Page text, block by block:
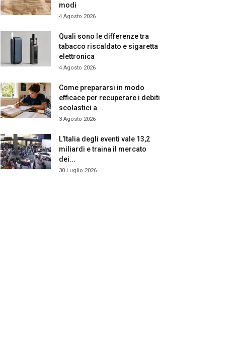
modi
4 Agosto 2026
Quali sono le differenze tra
tabacco riscaldato e sigaretta
elettronica
4 Agosto 2026
Come prepararsi in modo
efficace per recuperare i debiti
scolastici a...
3 Agosto 2026
L’Italia degli eventi vale 13,2
miliardi e traina il mercato
dei...
30 Luglio 2026